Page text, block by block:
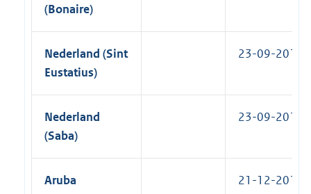
(Bonaire)
Nederland (Sint
Eustatius)
23-09-2017
Nederland
(Saba)
23-09-2017
Aruba 21-12-2017